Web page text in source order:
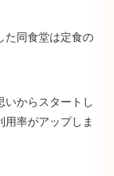
た同食堂は定食の
からスタートし
率がアップしま